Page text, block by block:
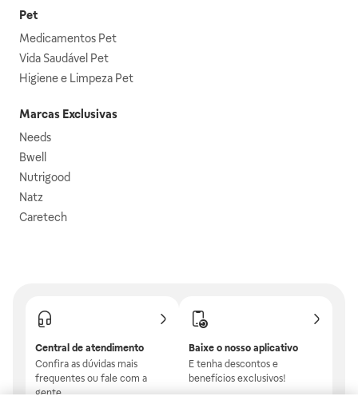
Pet
Medicamentos Pet
Vida Saudável Pet
Higiene e Limpeza Pet
Marcas Exclusivas
Needs
Bwell
Nutrigood
Natz
Caretech
Central de atendimento
Confira as dúvidas mais
frequentes ou fale com a
gente.
Baixe o nosso aplicativo
E tenha descontos e
benefícios exclusivos!